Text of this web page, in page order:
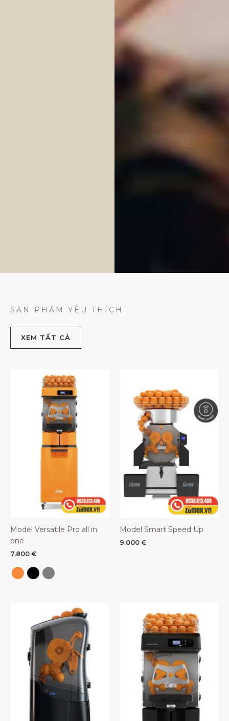
SẢN PHẨM YÊU THÍCH
XEM TẤT CẢ
Model Versatile Pro all in
one
7.800 €
Model Smart Speed Up
9.000 €